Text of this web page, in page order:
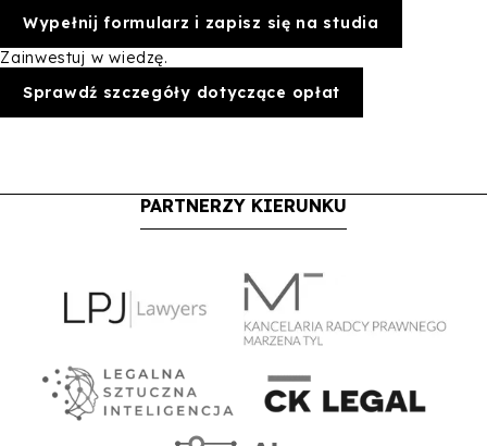
Wypełnij formularz i zapisz się na studia
Zainwestuj w wiedzę.
Sprawdź szczegóły dotyczące opłat
PARTNERZY KIERUNKU